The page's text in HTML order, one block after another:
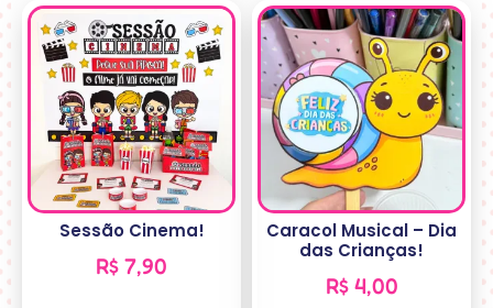
Sessão Cinema!
R$ 7,90
Caracol Musical – Dia
das Crianças!
R$4,00